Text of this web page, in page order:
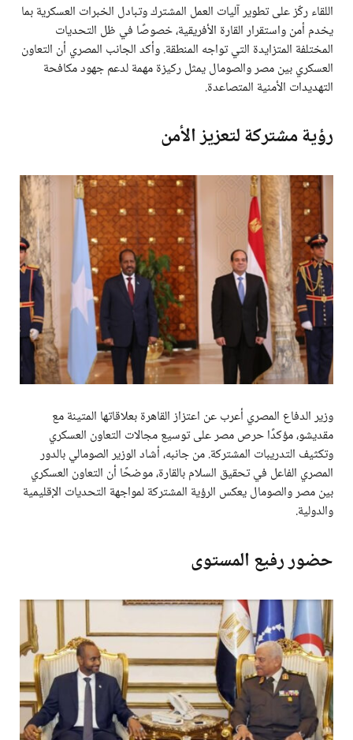
اللقاء ركّز على تطوير آليات العمل المشترك وتبادل الخبرات العسكرية بما
يخدم أمن واستقرار القارة الأفريقية، خصوصًا في ظل التحديات
المختلفة المتزايدة التي تواجه المنطقة. وأكد الجانب المصري أن التعاون
العسكري بين مصر والصومال يمثل ركيزة مهمة لدعم جهود مكافحة
التهديدات الأمنية المتصاعدة.
رؤية مشتركة لتعزيز الأمن
وزير الدفاع المصري أعرب عن اعتزاز القاهرة بعلاقاتها المتينة مع
مقديشو، مؤكدًا حرص مصر على توسيع مجالات التعاون العسكري
وتكثيف التدريبات المشتركة. من جانبه، أشاد الوزير الصومالي بالدور
المصري الفاعل في تحقيق السلام بالقارة، موضحًا أن التعاون العسكري
بين مصر والصومال يعكس الرؤية المشتركة لمواجهة التحديات الإقليمية
والدولية.
حضور رفيع المستوى